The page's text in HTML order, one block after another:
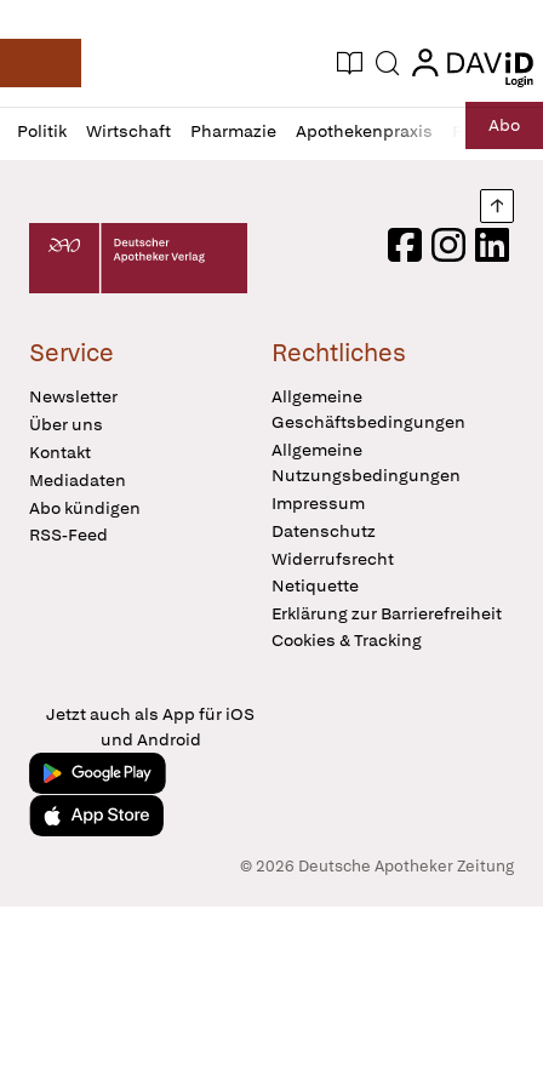
Deutsche Apotheker Zeitung
Aktuelle Ausgabe
Suche login
login
Politik Wirtschaft Pharmazie Apothekenpraxis RechtAbo
Profil
öffnen
Daz
Pur
Deutscher Apotheker Verlag Logo
FacebookInstagram
Service
Newsletter
Über uns
Kontakt
Mediadaten
Abo kündigen
RSS-Feed
Rechtliches
Allgemeine
Geschäftsbedingungen
Allgemeine
Nutzungsbedingungen
Impressum
Datenschutz
Widerrufsrecht
Netiquette
Erklärung zur Barrierefreiheit
Cookies & Tracking
Jetzt auch als App für iOS
und Android
Jetzt bei Google Play
Laden im App Store
© 2026 Deutsche Apotheker Zeitung